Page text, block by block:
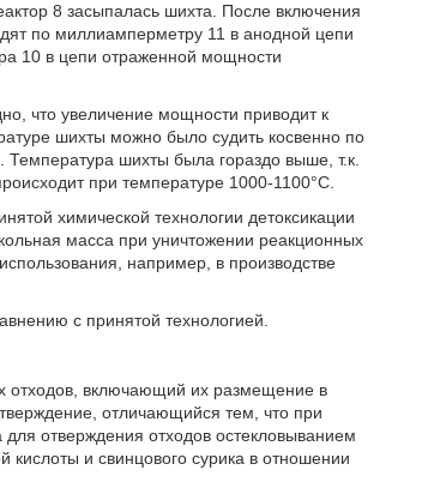
8 засыпалась шихта. После включения
по миллиамперметру 11 в анодной цепи
10 в цепи отраженной мощности
что увеличение мощности приводит к
шихты можно было судить косвенно по
Температура шихты была гораздо выше, т.к.
при температуре 1000-1100°С.
химической технологии детоксикации
масса при уничтожении реакционных
например, в производстве
с принятой технологией.
отходов, включающий их размещение в
отличающийся тем, что при
отверждения отходов остекловыванием
и свинцового сурика в отношении